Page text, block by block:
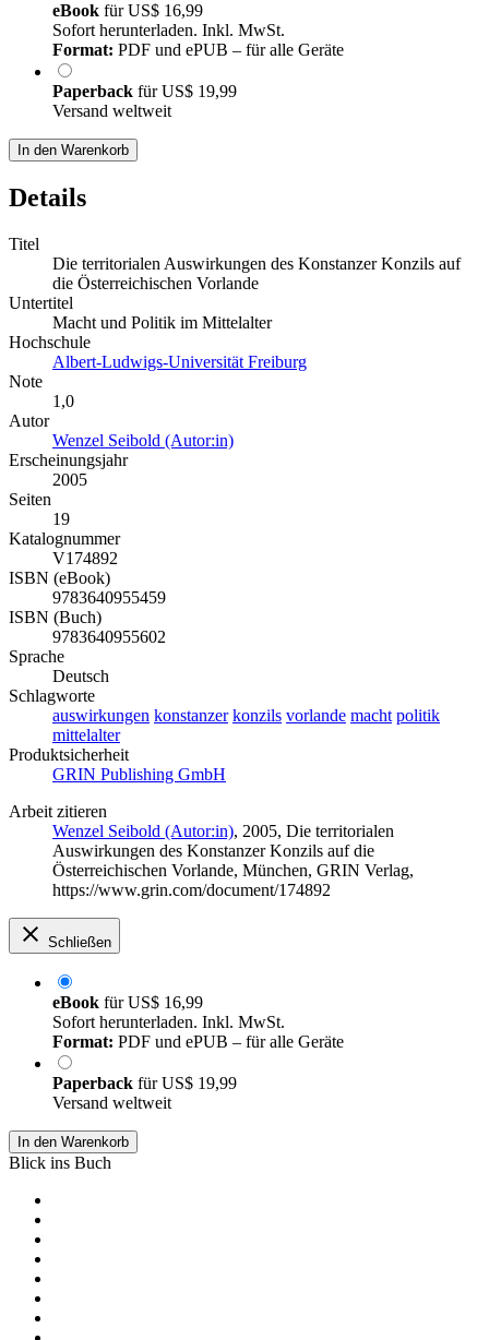
eBook fürUS$ 16,99
Sofort herunterladen. Inkl. MwSt.
Format: PDF und ePUB – für alle Geräte
Paperback fürUS$ 19,99
Versand weltweit
In den Warenkorb
Details
Titel
Die territorialen Auswirkungen des Konstanzer Konzils auf
die Österreichischen Vorlande
Untertitel
Macht und Politik im Mittelalter
Hochschule
Albert-Ludwigs-Universität Freiburg
Note
1,0
Autor
Wenzel Seibold (Autor:in)
Erscheinungsjahr
2005
Seiten
19
Katalognummer
V174892
ISBN (eBook)
9783640955459
ISBN (Buch)
9783640955602
Sprache
Deutsch
Schlagworte
auswirkungen konstanzer konzils vorlande macht politik
mittelalter
Produktsicherheit
GRIN Publishing GmbH
Arbeit zitieren
Wenzel Seibold (Autor:in), 2005, Die territorialen
Auswirkungen des Konstanzer Konzils auf die
Österreichischen Vorlande, München, GRIN Verlag,
https://www.grin.com/document/174892
Schließen
eBook fürUS$ 16,99
Sofort herunterladen. Inkl. MwSt.
Format: PDF und ePUB – für alle Geräte
Paperback fürUS$ 19,99
Versand weltweit
In den Warenkorb
Blick ins Buch